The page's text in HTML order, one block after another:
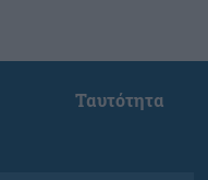
Ταυτότητα